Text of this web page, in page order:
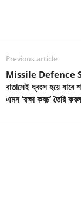
Previous article
Missile Defence
বাতাসেই ধ্বংস হয়ে
এমন ‘রক্ষা কবচ’ তৈরি